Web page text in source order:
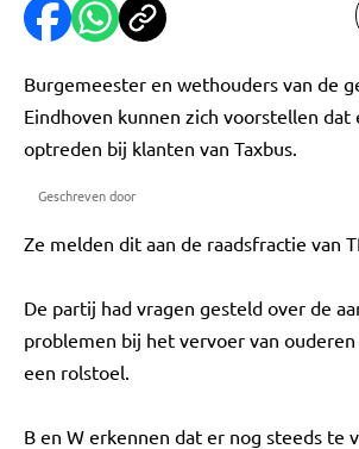
Burgemeester en wethouders van de
Eindhoven kunnen zich voorstellen dat
optreden bij klanten van Taxbus.
Geschreven door
Ze melden dit aan de raadsfractie van
De partij had vragen gesteld over de
problemen bij het vervoer van
een rolstoel.
B en W erkennen dat er nog steeds te